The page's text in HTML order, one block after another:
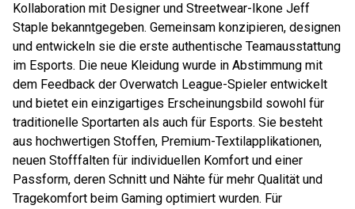
Kollaboration mit Designer und Streetwear-Ikone Jeff
Staple bekanntgegeben. Gemeinsam konzipieren, designen
und entwickeln sie die erste authentische Teamausstattung
im Esports. Die neue Kleidung wurde in Abstimmung mit
dem Feedback der Overwatch League-Spieler entwickelt
und bietet ein einzigartiges Erscheinungsbild sowohl für
traditionelle Sportarten als auch für Esports. Sie besteht
aus hochwertigen Stoffen, Premium-Textilapplikationen,
neuen Stofffalten für individuellen Komfort und einer
Passform, deren Schnitt und Nähte für mehr Qualität und
Tragekomfort beim Gaming optimiert wurden. Für